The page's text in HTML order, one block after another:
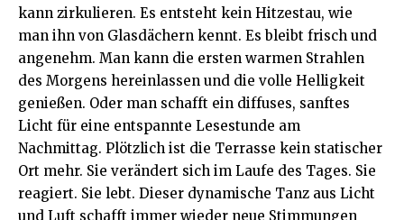
kann zirkulieren. Es entsteht kein Hitzestau, wie
man ihn von Glasdächern kennt. Es bleibt frisch und
angenehm. Man kann die ersten warmen Strahlen
des Morgens hereinlassen und die volle Helligkeit
genießen. Oder man schafft ein diffuses, sanftes
Licht für eine entspannte Lesestunde am
Nachmittag. Plötzlich ist die Terrasse kein statischer
Ort mehr. Sie verändert sich im Laufe des Tages. Sie
reagiert. Sie lebt. Dieser dynamische Tanz aus Licht
und Luft schafft immer wieder neue Stimmungen